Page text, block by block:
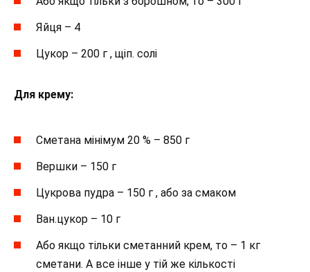
Яйця – 4
Цукор – 200 г , щіп. солі
Для крему:
Сметана мінімум 20 % – 850 г
Вершки – 150 г
Цукрова пудра – 150 г , або за смаком
Ван.цукор – 10 г
Або якщо тільки сметанний крем, то – 1 кг
сметани. А все інше у тій же кількості